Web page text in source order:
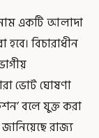
নাম একটি আলাদা
বিচারাধীন
ভোট ঘোষণা
বলে যুক্ত করা
জানিয়েছে রাজ্য